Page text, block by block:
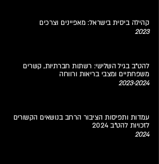
קהילה ביסית בישראל: מאפיינים וצרכים
2023
להט"ב בגיל השלישי: רשתות חברתיות, קשרים
משפחתיים ומצבי בריאות ורווחה
2023-2024
עמדות ותפיסות הציבור הרחב בנושאים הקשורים
לזכויות להט"ב 2024
2024